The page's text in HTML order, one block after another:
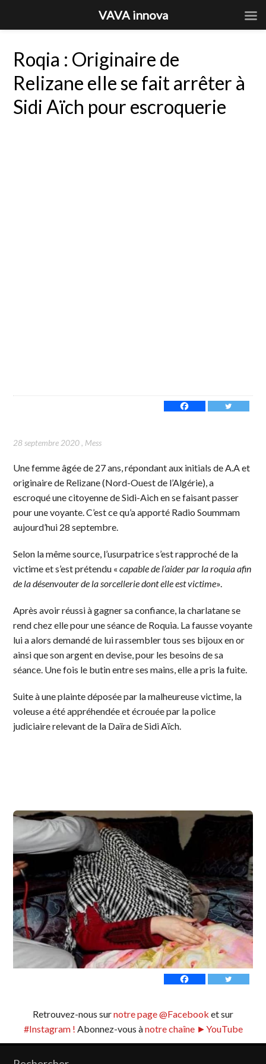
Roqia : Originaire de
Relizane elle se fait arrêter à
Sidi Aïch pour escroquerie
28 septembre 2020, Mess
Une femme âgée de 27 ans, répondant aux initials de A.A et
originaire de Relizane (Nord-Ouest de l’Algérie), a
escroqué une citoyenne de Sidi-Aich en se faisant passer
pour une voyante. C’est ce qu’a apporté Radio Soummam
aujourd’hui 28 septembre.
Selon la même source, l’usurpatrice s’est rapproché de la
victime et s’est prétendu «capable de l’aider par la roquia afin
de la désenvouter de la sorcellerie dont elle est victime».
Après avoir réussi à gagner sa confiance, la charlatane se
rend chez elle pour une séance de Roquia. La fausse voyante
lui a alors demandé de lui rassembler tous ses bijoux en or
ainsi que son argent en devise, pour les besoins de sa
séance. Une fois le butin entre ses mains, elle a pris la fuite.
Suite à une plainte déposée par la malheureuse victime, la
voleuse a été appréhendée et écrouée par la police
judiciaire relevant de la Daïra de Sidi Aïch.
Retrouvez-nous surnotre page @Facebook et sur
#Instagram ! Abonnez-vous ànotre chaîne ►YouTube
VAVA innova